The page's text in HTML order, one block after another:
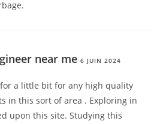
near me 6 JUIN 2024
a little bit for any high quality
in this sort of area . Exploring in
upon this site. Studying this